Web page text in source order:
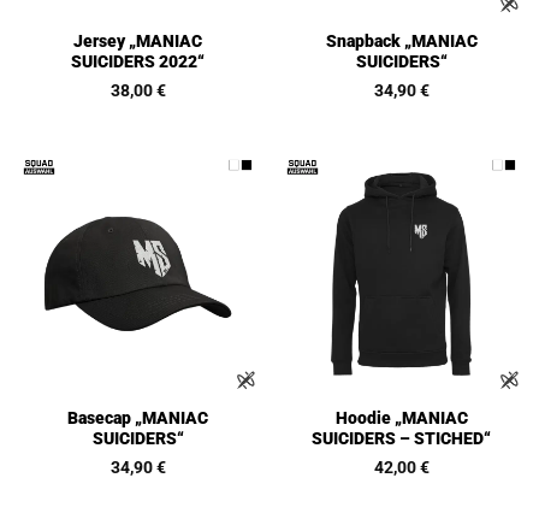
Jersey „MANIAC
SUICIDERS 2022“
38,00€
Snapback „MANIAC
SUICIDERS“
34,90€
Basecap „MANIAC
SUICIDERS“
34,90€
Hoodie „MANIAC
SUICIDERS – STICHED“
42,00€